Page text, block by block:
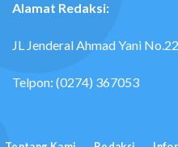
Alamat Redaksi:
JL Jenderal Ahmad Yani
Telpon: (0274) 367053